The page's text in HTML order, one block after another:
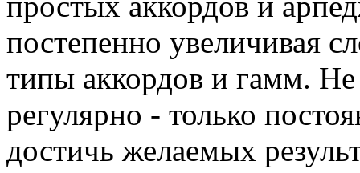
постепенно увеличивая
типы аккордов и гамм. Не
регулярно - только
достичь желаемых